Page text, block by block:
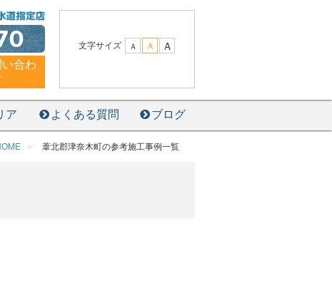
い合わ
文字サイズ Ａ Ａ Ａ
ア よくある質問 ブログ
葦北郡津奈木町の参考施工事例一覧